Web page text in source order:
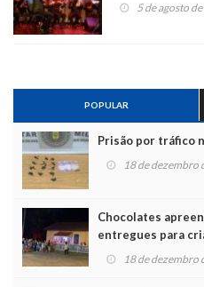
5 de agosto
POPULAR
Prisão por tráfico
18 de dezembro
Chocolates
entregues para
Noel 18 de dezembro